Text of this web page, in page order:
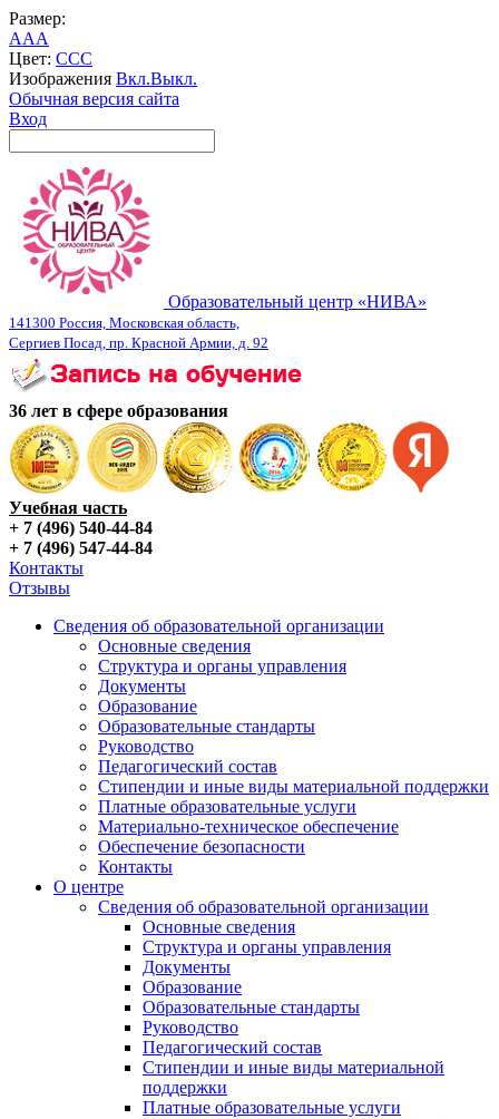
Размер:
AAA
Цвет: CCC
Изображения Вкл.Выкл.
Обычная версия сайта
Вход
Образовательный центр «НИВА»
141300 Россия, Московская область,
Сергиев Посад, пр. Красной Армии, д. 92
36 лет в сфере образования
Учебная часть
+ 7 (496) 540-44-84
+ 7 (496) 547-44-84
Контакты
Отзывы
Сведения об образовательной организации
Основные сведения
Структура и органы управления
Документы
Образование
Образовательные стандарты
Руководство
Педагогический состав
Стипендии и иные виды материальной поддержки
Платные образовательные услуги
Материально-техническое обеспечение
Обеспечение безопасности
Контакты
О центре
Сведения об образовательной организации
Основные сведения
Структура и органы управления
Документы
Образование
Образовательные стандарты
Руководство
Педагогический состав
Стипендии и иные виды материальной
поддержки
Платные образовательные услуги